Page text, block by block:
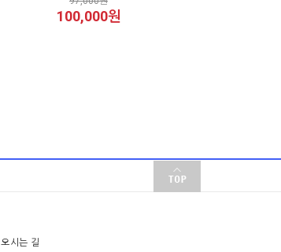
100,000원
오시는 길